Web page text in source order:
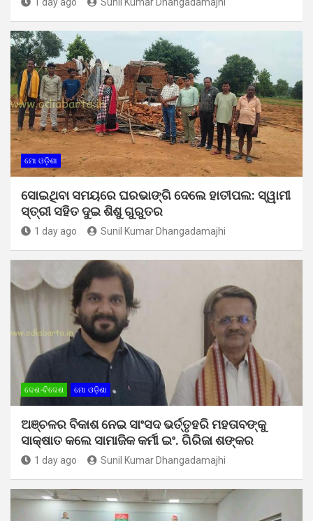
ମୋ ଓଡ଼ିଶା
ସୋଇଥିବା ସମୟରେ ଘରଭାଙ୍ଗି ଦେଲେ ହାତୀପଲ: ସ୍ୱାମୀ
ସ୍ତ୍ରୀ ସହିତ ଦୁଇ ଶିଶୁ ଗୁରୁତର
1 day ago Sunil Kumar Dhangadamajhi
ଦେଶ-ବିଦେଶ ମୋ ଓଡ଼ିଶା
ଅଞ୍ଚଳର ବିକାଶ ନେଇ ସାଂସଦ ଭର୍ତ୍ତୃହରି ମହତାବଙ୍କୁ
ସାକ୍ଷାତ କଲେ ସାମାଜିକ କର୍ମୀ ଇଂ. ଗିରିଜା ଶଙ୍କର
1 day ago Sunil Kumar Dhangadamajhi